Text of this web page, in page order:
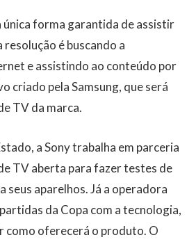
única forma garantida de assistir
é buscando a
e assistindo ao conteúdo por
criado pela Samsung, que será
TV da marca.
a Sony trabalha em parceria
TV aberta para fazer testes de
seus aparelhos. Já a operadora
da Copa com a tecnologia,
como oferecerá o produto. O